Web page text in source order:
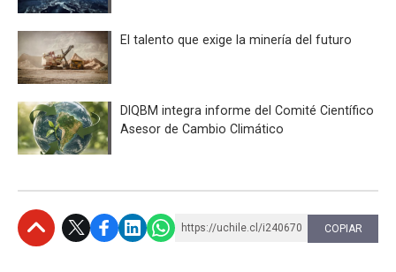
El talento que exige la minería del futuro
DIQBM integra informe del Comité Científico
Asesor de Cambio Climático
https://uchile.cl/i240670 COPIAR